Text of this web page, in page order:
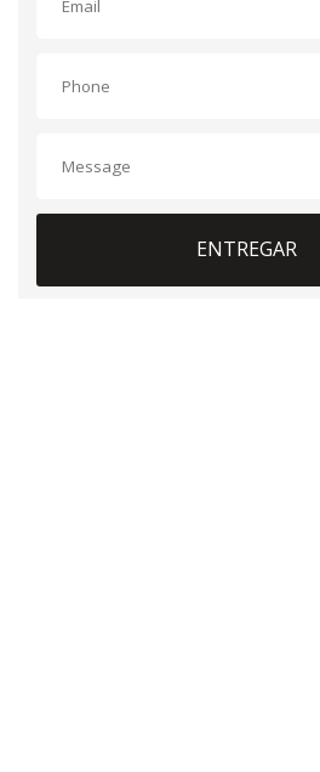
ENTREGAR